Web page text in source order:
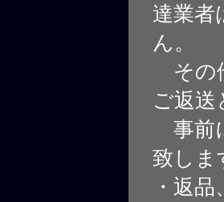
達業者
ん。
その
ご返
事前
致しま
・返